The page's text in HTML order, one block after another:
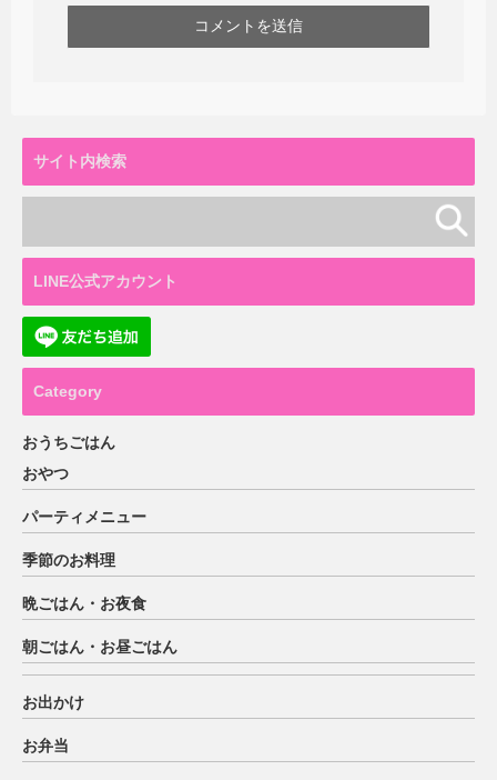
サイト内検索
LINE公式アカウント
Category
おうちごはん
おやつ
パーティメニュー
季節のお料理
晩ごはん・お夜食
朝ごはん・お昼ごはん
お出かけ
お弁当